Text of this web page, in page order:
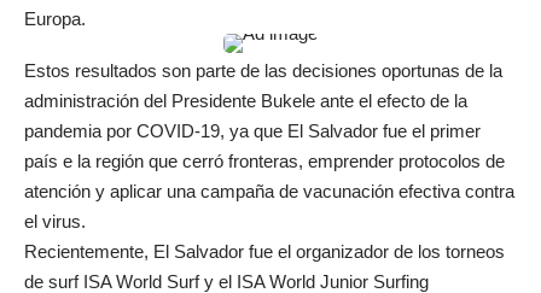
Europa.
Estos resultados son parte de las decisiones oportunas de la
administración del Presidente Bukele ante el efecto de la
pandemia por COVID-19, ya que El Salvador fue el primer
país e la región que cerró fronteras, emprender protocolos de
atención y aplicar una campaña de vacunación efectiva contra
el virus.
Recientemente, El Salvador fue el organizador de los torneos
de surf ISA World Surf y el ISA World Junior Surfing